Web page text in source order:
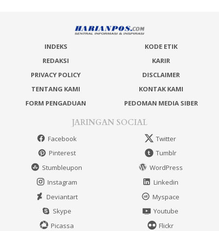
INDEKS
KODE ETIK
REDAKSI
KARIR
PRIVACY POLICY
DISCLAIMER
TENTANG KAMI
KONTAK KAMI
FORM PENGADUAN
PEDOMAN MEDIA SIBER
JARINGAN SOCIAL
Facebook
Twitter
Pinterest
Tumblr
Stumbleupon
WordPress
Instagram
Linkedin
Deviantart
Myspace
Skype
Youtube
Picassa
Flickr